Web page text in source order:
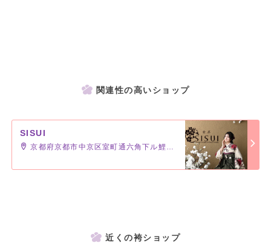
関連性の高いショップ
SISUI
京都府京都市中京区室町通六角下ル鯉山町513
近くの袴ショップ